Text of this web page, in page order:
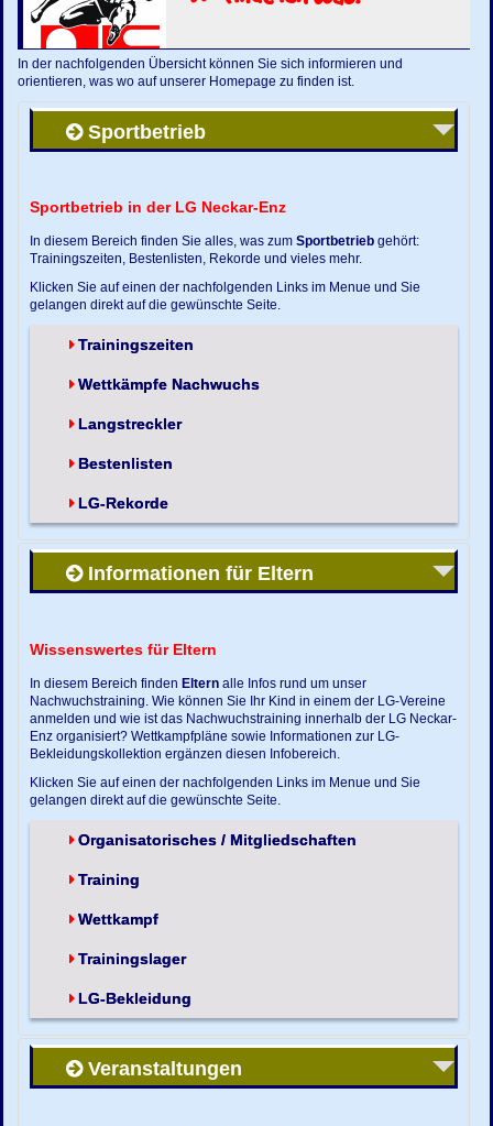
In der nachfolgenden Übersicht können Sie sich informieren und
orientieren, was wo auf unserer Homepage zu finden ist.
Sportbetrieb
Sportbetrieb in der LG Neckar-Enz
In diesem Bereich finden Sie alles, was zumSportbetrieb gehört:
Trainingszeiten, Bestenlisten, Rekorde und vieles mehr.
Klicken Sie auf einen der nachfolgenden Links im Menue und Sie
gelangen direkt auf die gewünschte Seite.
Trainingszeiten
Wettkämpfe Nachwuchs
Langstreckler
Bestenlisten
LG-Rekorde
Informationen für Eltern
Wissenswertes für Eltern
In diesem Bereich finden Eltern alle Infos rund um unser
Nachwuchstraining. Wie können Sie Ihr Kind in einem der LG-Vereine
anmelden und wie ist das Nachwuchstraining innerhalb der LG Neckar-
Enz organisiert? Wettkampfpläne sowie Informationen zur LG-
Bekleidungskollektion ergänzen diesen Infobereich.
Klicken Sie auf einen der nachfolgenden Links im Menue und Sie
gelangen direkt auf die gewünschte Seite.
Organisatorisches / Mitgliedschaften
Training
Wettkampf
Trainingslager
LG-Bekleidung
Veranstaltungen